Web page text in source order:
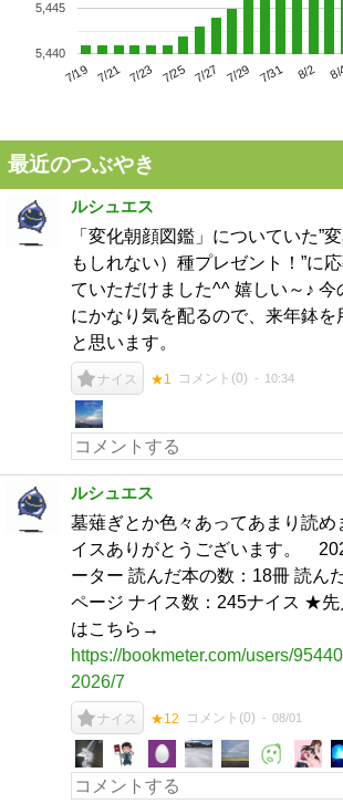
7/19 7/21 7/23 7/25 7/27 7/29 7/31 8/2 8/
5,440
5,445
最近のつぶやき
ルシュエス
「変化朝顔図鑑」についていた”
もしれない）種プレゼント！”に
ていただけました^^ 嬉しい～♪ 今
にかなり気を配るので、来年鉢を
と思います。
ナイス ★1 コメント(0) 10:34
ルシュエス
墓薙ぎとか色々あってあまり読め
イスありがとうございます。
ーター 読んだ本の数：18冊 読ん
ページ ナイス数：245ナイス ★先
はこちら→
https://bookmeter.com/users/
2026/7
ナイス ★12 コメント(0) 08/01